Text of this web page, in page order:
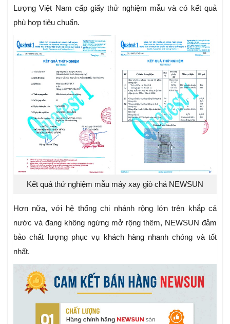
Lượng Việt Nam cấp giấy thử nghiệm mẫu và có kết quả
phù hợp tiêu chuẩn.
Kết quả thử nghiệm mẫu máy xay giò chả NEWSUN
Hơn nữa, với hệ thống chi nhánh rộng lớn trên khắp cả
nước và đang không ngừng mở rộng thêm, NEWSUN đảm
bảo chất lượng phục vụ khách hàng nhanh chóng và tốt
nhất.